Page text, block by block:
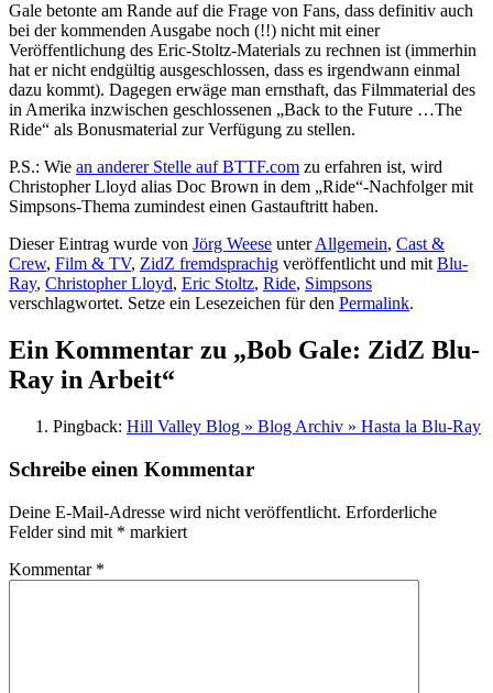
Gale betonte am Rande auf die Frage von Fans, dass definitiv auch
bei der kommenden Ausgabe noch (!!) nicht mit einer
Veröffentlichung des Eric-Stoltz-Materials zu rechnen ist (immerhin
hat er nicht endgültig ausgeschlossen, dass es irgendwann einmal
dazu kommt). Dagegen erwäge man ernsthaft, das Filmmaterial des
in Amerika inzwischen geschlossenen „Back to the Future …The
Ride“ als Bonusmaterial zur Verfügung zu stellen.
P.S.: Wie an anderer Stelle auf BTTF.com zu erfahren ist, wird
Christopher Lloyd alias Doc Brown in dem „Ride“-Nachfolger mit
Simpsons-Thema zumindest einen Gastauftritt haben.
Dieser Eintrag wurde von Jörg Weese unterAllgemein, Cast &
Crew, Film & TV, ZidZ fremdsprachig veröffentlicht und mitBlu-
Ray, Christopher Lloyd, Eric Stoltz, Ride, Simpsons
verschlagwortet. Setze ein Lesezeichen für den Permalink.
Ein Kommentar zu „Bob Gale: ZidZ Blu-
Ray in Arbeit“
Pingback: Hill Valley Blog » Blog Archiv » Hasta la Blu-Ray
Schreibe einen Kommentar
Deine E-Mail-Adresse wird nicht veröffentlicht. Erforderliche
Felder sind mit * markiert
Kommentar *